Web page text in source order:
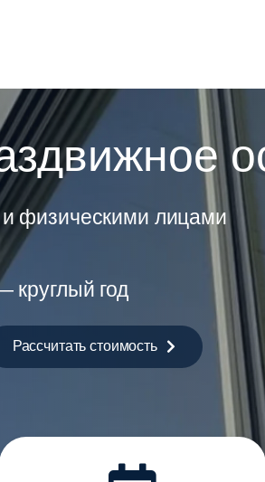
физическими лицами
круглый год
Рассчитать стоимость